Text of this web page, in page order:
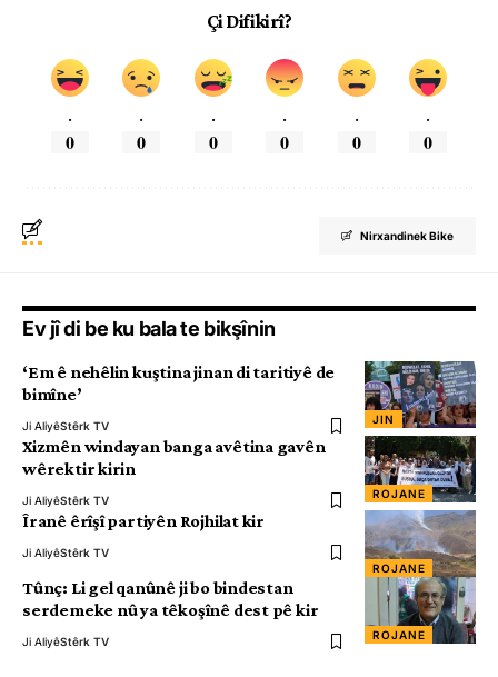
Çi Difikirî?
.
0
.
0
.
0
.
0
.
0
.
0
Nirxandinek Bike
Ev jî di be ku bala te bikşînin
JIN
‘Em ê nehêlin kuştina jinan di taritiyê de
bimîne’
Ji AliyêStêrk TV
ROJANE
Xizmên windayan banga avêtina gavên
wêrektir kirin
Ji AliyêStêrk TV
ROJANE
Îranê êrîşî partiyên Rojhilat kir
Ji AliyêStêrk TV
ROJANE
Tûnç: Li gel qanûnê ji bo bindestan
serdemeke nû ya têkoşînê dest pê kir
Ji AliyêStêrk TV